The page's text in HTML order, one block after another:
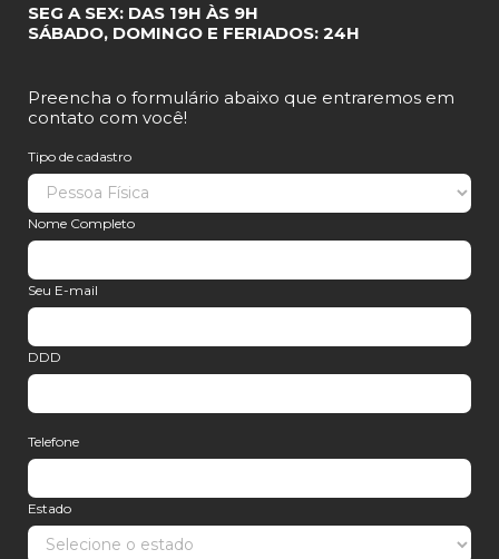
SEG A SEX: DAS 19H ÀS 9H
SÁBADO, DOMINGO E FERIADOS: 24H
Preencha o formulário abaixo que entraremos em
contato com você!
Tipo de cadastro
Nome Completo
Seu E-mail
DDD
Telefone
Estado